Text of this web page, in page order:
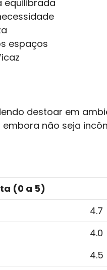
equilibrada
espaços
destoar em
não seja
(0 a 5)
4.7
4.0
4.5